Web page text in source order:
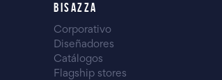
BISAZZA
Corporativo
Diseñadores
Catálogos
Flagship stores